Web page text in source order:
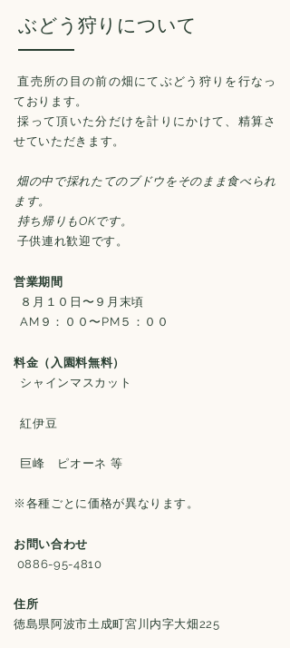
​ぶどう狩りについて
直売所の目の前の畑にてぶどう狩りを行なっ
ております。
採って頂いた分だけを計りにかけて、精算さ
せていただきます。
畑の中で採れたてのブドウをそのまま食べられ
ます。
持ち帰りもOKです。
子供連れ歓迎です。
営業期間
８月１０日〜９月末頃
AM９：００〜PM５：００
料金（入園料無料）
シャインマスカット
紅伊豆
巨峰 ピオーネ 等
※各種ごとに価格が異なります。
お問い合わせ
0886-95-4810
住所
徳島県阿波市土成町宮川内字大畑225